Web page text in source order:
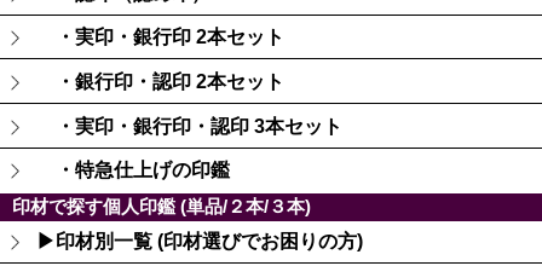
・実印・銀行印 2本セット
・銀行印・認印 2本セット
・実印・銀行印・認印 3本セット
・特急仕上げの印鑑
印材で探す個人印鑑 (単品/２本/３本)
▶印材別一覧 (印材選びでお困りの方)